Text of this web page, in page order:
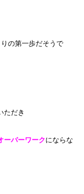
の第一歩だそうで
ただき
ーバーワークにならな